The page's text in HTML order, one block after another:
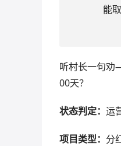
能
听村长一句劝
00天？
状态判定： 运
项目类型： 分